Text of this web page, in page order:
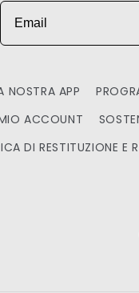
Email
NOSTRA APP
ACCOUNT
DI RESTITUZIONE E